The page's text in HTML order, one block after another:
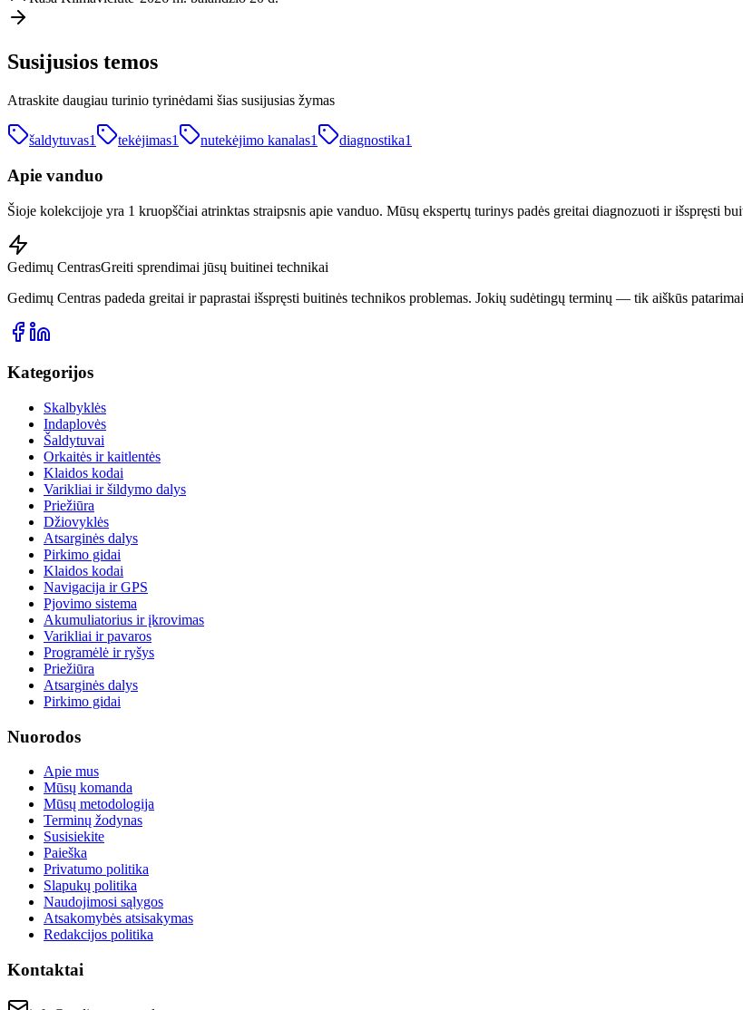
Susijusios temos
Atraskite daugiau turinio tyrinėdami šias susijusias žymas
šaldytuvas1 tekėjimas1 nutekėjimo kanalas1 diagnostika1
Apie vanduo
Šioje kolekcijoje yra 1 kruopščiai atrinktas straipsnis apie vanduo. Mūsų ekspertų turinys padės greitai diagnozuoti ir išspręsti
Gedimų CentrasGreiti sprendimai jūsų buitinei technikai
Gedimų Centras padeda greitai ir paprastai išspręsti buitinės technikos problemas. Jokių sudėtingų terminų — tik aiškūs
Kategorijos
Skalbyklės
Indaplovės
Šaldytuvai
Orkaitės ir kaitlentės
Klaidos kodai
Varikliai ir šildymo dalys
Priežiūra
Džiovyklės
Atsarginės dalys
Pirkimo gidai
Klaidos kodai
Navigacija ir GPS
Pjovimo sistema
Akumuliatorius ir įkrovimas
Varikliai ir pavaros
Programėlė ir ryšys
Priežiūra
Atsarginės dalys
Pirkimo gidai
Nuorodos
Apie mus
Mūsų komanda
Mūsų metodologija
Terminų žodynas
Susisiekite
Paieška
Privatumo politika
Slapukų politika
Naudojimosi sąlygos
Atsakomybės atsisakymas
Redakcijos politika
Kontaktai